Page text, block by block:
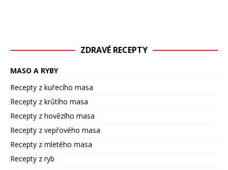
ZDRAVÉ RECEPTY
MASO A RYBY
Recepty z kuřecího masa
Recepty z krůtího masa
Recepty z hovězího masa
Recepty z vepřového masa
Recepty z mletého masa
Recepty z ryb